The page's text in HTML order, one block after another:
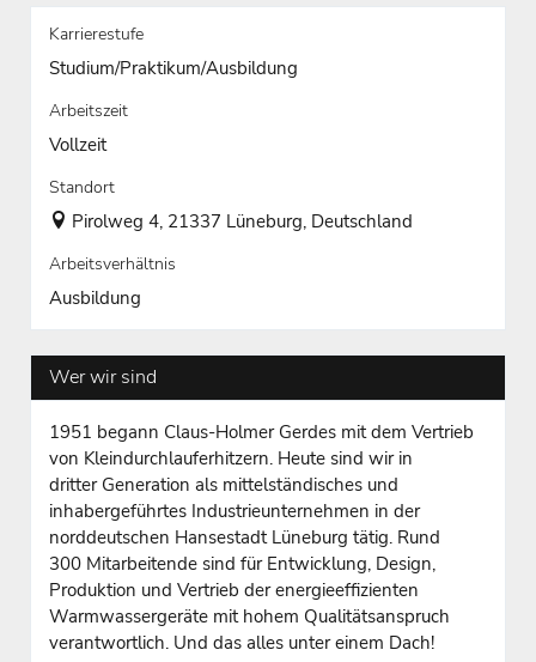
Karrierestufe
Studium/Praktikum/Ausbildung
Arbeitszeit
Vollzeit
Standort
Pirolweg 4, 21337 Lüneburg, Deutschland
Arbeitsverhältnis
Ausbildung
Wer wir sind
1951 begann Claus-Holmer Gerdes mit dem Vertrieb
von Kleindurchlauferhitzern. Heute sind wir in
dritter Generation als mittelständisches und
inhabergeführtes Industrieunternehmen in der
norddeutschen Hansestadt Lüneburg tätig. Rund
300 Mitarbeitende sind für Entwicklung, Design,
Produktion und Vertrieb der energieeffizienten
Warmwassergeräte mit hohem Qualitätsanspruch
verantwortlich. Und das alles unter einem Dach!